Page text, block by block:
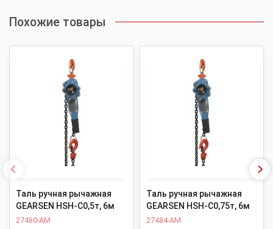
Похожие товары
Таль ручная рычажная
GEARSEN HSH-C0,5т, 6м
27480-AM
Таль ручная рычажная
GEARSEN HSH-C0,75т, 6м
27484-AM